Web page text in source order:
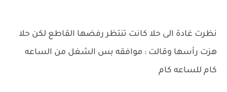
نظرت غادة الى حلا كانت تنتظر رفضها القاطع لكن حلا
هزت رأسها وقالت : موافقه بس الشغل من الساعه
كام للساعه كام